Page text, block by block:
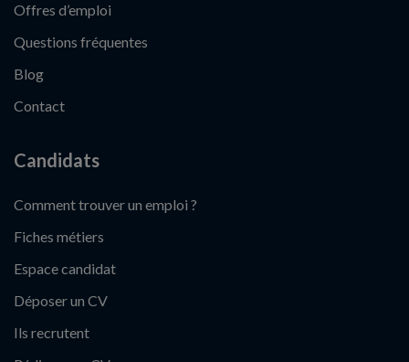
Offres d’emploi
Questions fréquentes
Blog
Contact
Candidats
Comment trouver un emploi ?
Fiches métiers
Espace candidat
Déposer un CV
Ils recrutent